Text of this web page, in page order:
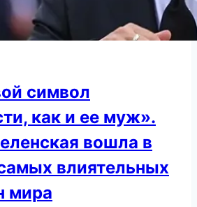
символ
как и ее муж».
вошла в
влиятельных
мира